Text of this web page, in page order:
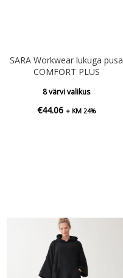
SARA Workwear lukuga pusa
COMFORT PLUS
8 värvi valikus
€44.06 + KM 24%